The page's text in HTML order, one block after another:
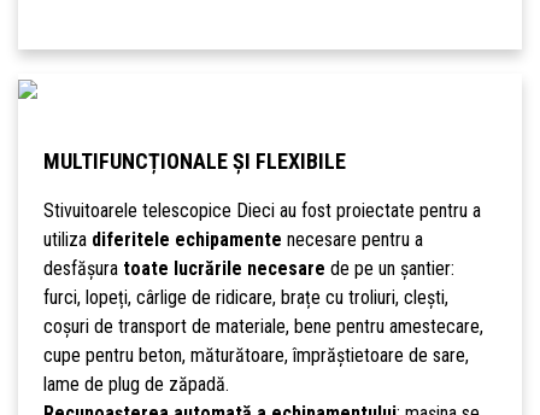
MULTIFUNCȚIONALE ȘI FLEXIBILE
Stivuitoarele telescopice Dieci au fost proiectate pentru a
utiliza diferitele echipamente necesare pentru a
desfășura toate lucrările necesare de pe un șantier:
furci, lopeți, cârlige de ridicare, brațe cu troliuri, clești,
coșuri de transport de materiale, bene pentru amestecare,
cupe pentru beton, măturătoare, împrăștietoare de sare,
lame de plug de zăpadă.